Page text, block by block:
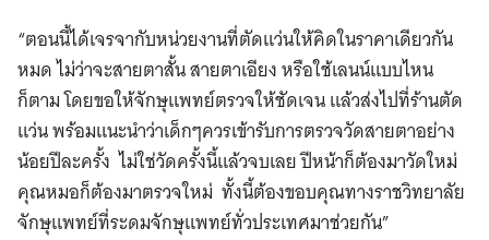
“ตอนนี้ได้เจรจากับหน่วยงานที่ตัดแว่นให้คิดในราคาเดียวกัน
หมด ไม่ว่าจะสายตาสั้น สายตาเอียง หรือใช้เลนน์แบบไหน
ก็ตาม โดยขอให้จักษุแพทย์ตรวจให้ชัดเจน แล้วส่งไปที่ร้านตัด
แว่น พร้อมแนะนำว่าเด็กๆควรเข้ารับการตรวจวัดสายตาอย่าง
น้อยปีละครั้ง ไม่ใช่วัดครั้งนี้แล้วจบเลย ปีหน้าก็ต้องมาวัดใหม่
คุณหมอก็ต้องมาตรวจใหม่ ทั้งนี้ต้องขอบคุณทางราชวิทยาลัย
จักษุแพทย์ที่ระดมจักษุแพทย์ทั่วประเทศมาช่วยกัน”